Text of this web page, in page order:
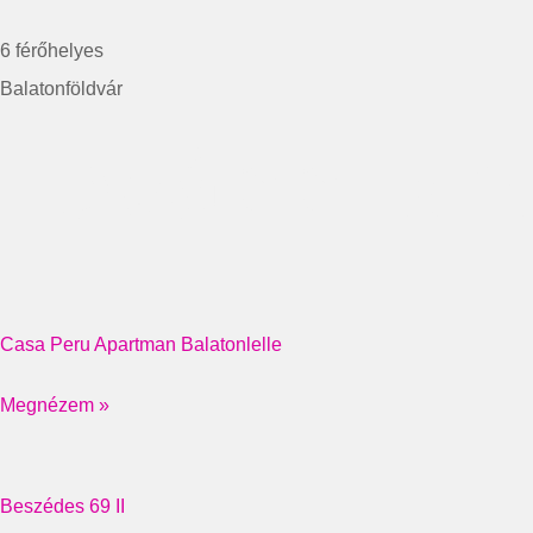
6 férőhelyes
Balatonföldvár
Casa Peru Apartman Balatonlelle
Megnézem »
Beszédes 69 II